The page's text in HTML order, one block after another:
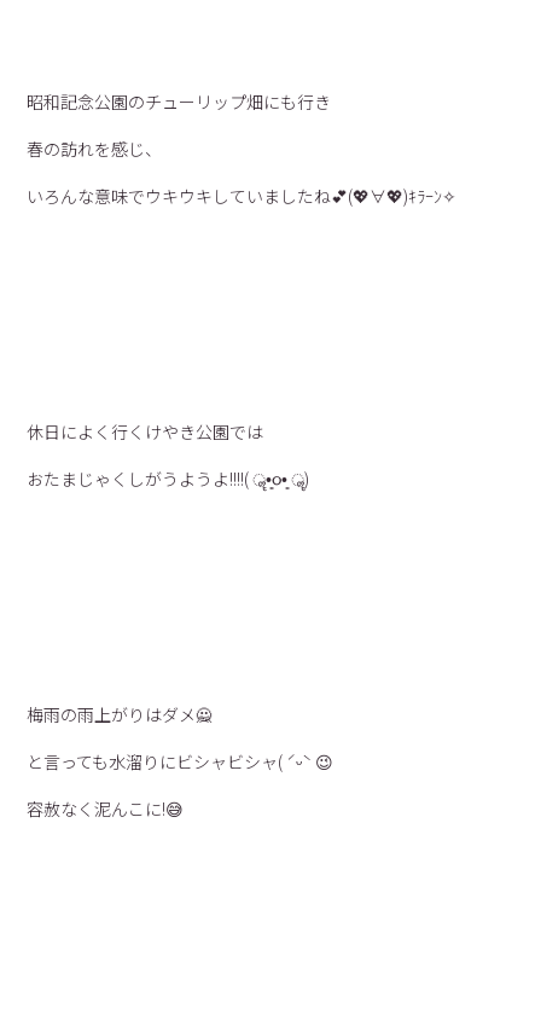
昭和記念公園のチューリップ畑にも行き
春の訪れを感じ、
いろんな意味でウキウキしていましたね💕(💖∀💖)ｷﾗｰﾝ✧
休日によく行くけやき公園では
おたまじゃくしがうようよ!!!!( ॣ•͈૦•͈ ॣ)
梅雨の雨上がりはダメ🙅
と言っても水溜りにビシャビシャ( ˊᵕˋ 😉
容赦なく泥んこに!😅